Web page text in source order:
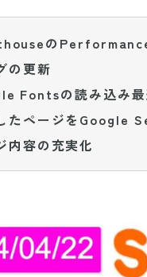
の
の更新
Fontsの読み込み最
たページをGoogle
内容の充実化